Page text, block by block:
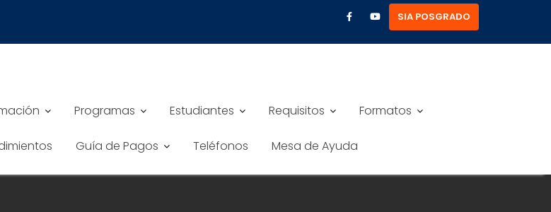
SIA POSGRADO
Programas Estudiantes Requisitos Formatos
Guía de Pagos Teléfonos Mesa de Ayuda